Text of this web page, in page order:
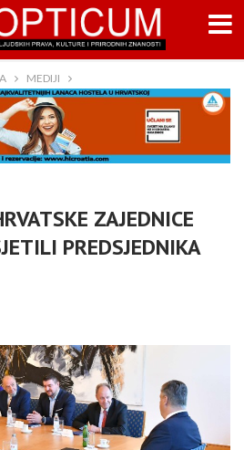
MEDIJI
ZAJEDNICE
PREDSJEDNIKA